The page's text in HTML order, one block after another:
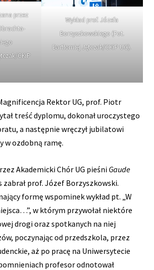
przez
CKiP
Wykład prof. Józefa
Borzyszkowskiego (Fot.
Bartłomiej Jętczak/CKiP UG).
Rektor UG, prof. Piotr
treść dyplomu, dokonał uroczystego
a następnie wręczył jubilatowi
w ozdobną ramę.
Akademicki Chór UG pieśni Gaude
zabrał prof. Józef Borzyszkowski.
formę wspominek wykład pt. „W
w którym przywołał niektóre
drogi oraz spotkanych na niej
poczynając od przedszkola, przez
aż po pracę na Uniwersytecie
profesor odnotował